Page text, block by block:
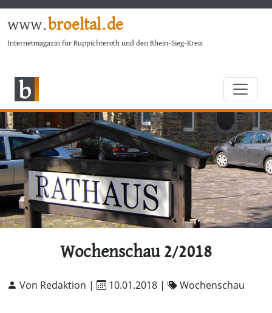
www.broeltal.de
Internetmagazin für Ruppichteroth und den Rhein-Sieg-Kreis
Wochenschau 2/2018
Von Redaktion | 10.01.2018 | Wochenschau